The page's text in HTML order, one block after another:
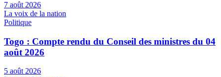
7 août 2026
La voix de la nation
Politique
Togo : Compte rendu du Conseil des ministres du 04
août 2026
5 août 2026